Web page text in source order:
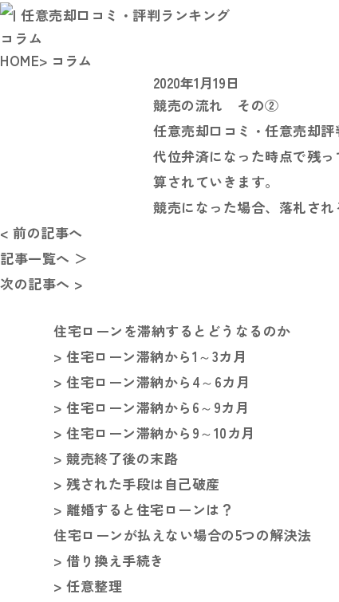
コラム
HOME> コラム
2020年1月19日
競売の流れ その②
任意売却口コミ・任意売却評
代位弁済になった時点で残
算されていきます。
競売になった場合、落札され
< 前の記事へ
記事一覧へ ＞
次の記事へ >
住宅ローンを滞納するとどうなるのか
> 住宅ローン滞納から1～3カ月
> 住宅ローン滞納から4～6カ月
> 住宅ローン滞納から6～9カ月
> 住宅ローン滞納から9～10カ月
> 競売終了後の末路
> 残された手段は自己破産
> 離婚すると住宅ローンは？
住宅ローンが払えない場合の5つの解決法
> 借り換え手続き
> 任意整理